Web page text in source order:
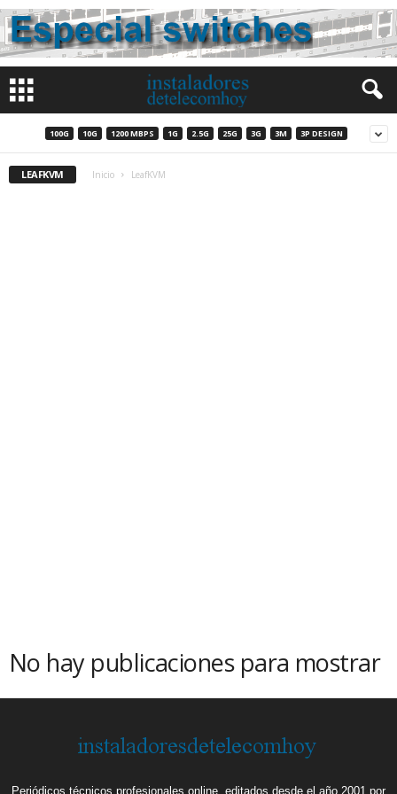
100G 10G 1200 MBPS 1G 2.5G 25G 3G 3M 3P DESIGN
LEAFKVM Inicio LeafKVM
No hay publicaciones para mostrar
Periódicos técnicos profesionales online, editados desde el año 2001 por